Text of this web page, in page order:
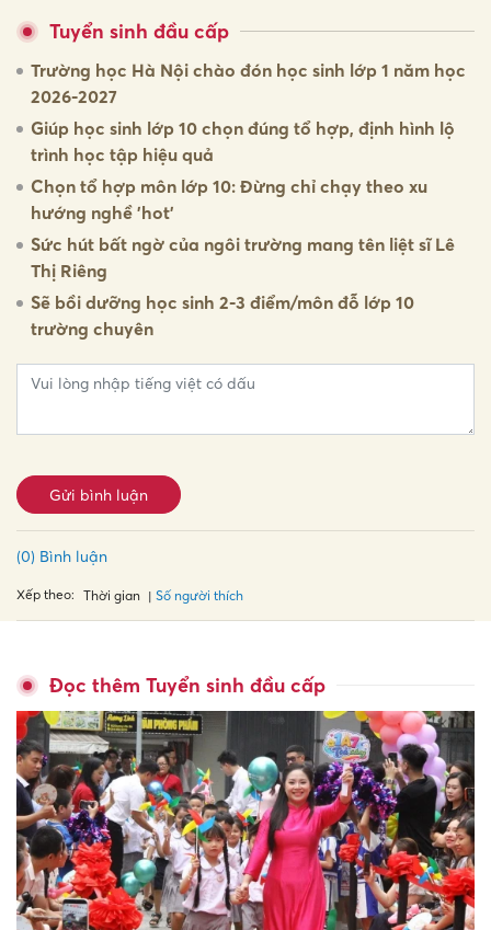
Tuyển sinh đầu cấp
Trường học Hà Nội chào đón học sinh lớp 1 năm học
2026-2027
Giúp học sinh lớp 10 chọn đúng tổ hợp, định hình lộ
trình học tập hiệu quả
Chọn tổ hợp môn lớp 10: Đừng chỉ chạy theo xu
hướng nghề 'hot'
Sức hút bất ngờ của ngôi trường mang tên liệt sĩ Lê
Thị Riêng
Sẽ bồi dưỡng học sinh 2-3 điểm/môn đỗ lớp 10
trường chuyên
Gửi bình luận
(0) Bình luận
Xếp theo: Thời gian Số người thích
Đọc thêm Tuyển sinh đầu cấp